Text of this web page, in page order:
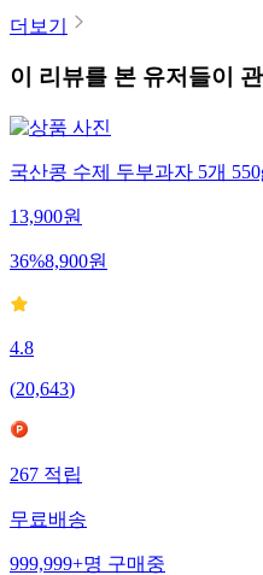
더보기
이 리뷰를 본 유저들이
국산콩 수제 두부과자 5개
13,900원
36%8,900원
4.8
(20,643)
267 적립
무료배송
999,999+명 구매중